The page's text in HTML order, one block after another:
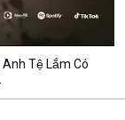
Anh Tệ Lắm Có